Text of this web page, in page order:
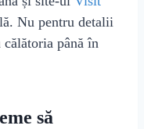
Nu pentru detalii
până în
să